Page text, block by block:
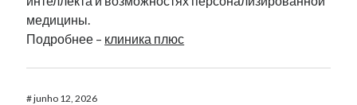
медицины.
Подробнее – клиника плюс
#junho 12, 2026